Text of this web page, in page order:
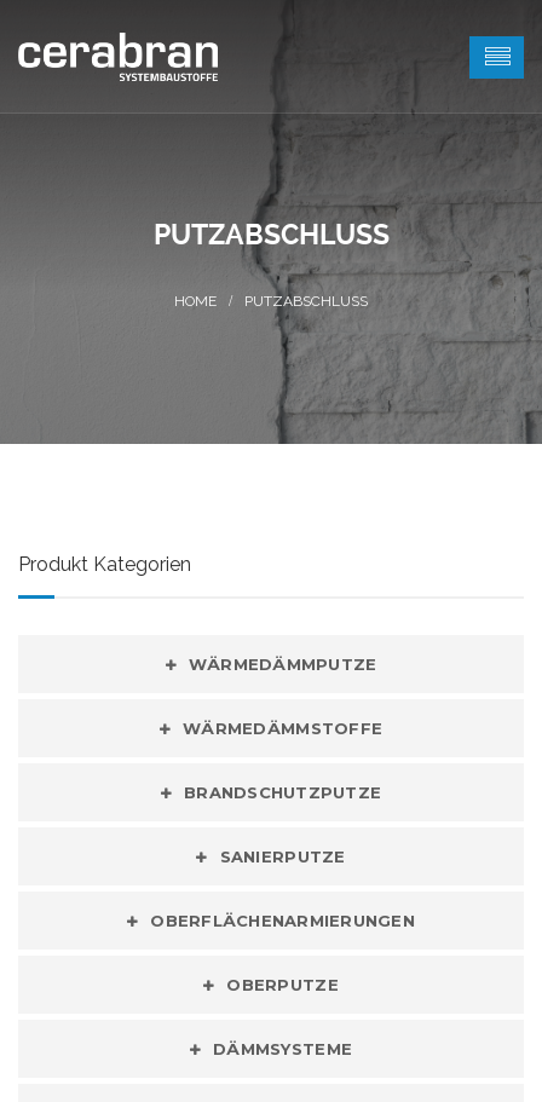
PUTZABSCHLUSS
PUTZABSCHLUSS
Produkt Kategorien
WÄRMEDÄMMPUTZE
WÄRMEDÄMMSTOFFE
BRANDSCHUTZPUTZE
SANIERPUTZE
OBERFLÄCHENARMIERUNGEN
OBERPUTZE
DÄMMSYSTEME